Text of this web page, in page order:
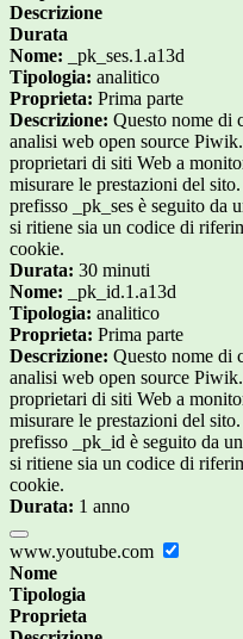
Descrizione
Durata
Nome: _pk_ses.1.a13d
Tipologia: analitico
Proprieta: Prima parte
Descrizione: Questo nome di
analisi web open source
proprietari di siti Web a
misurare le prestazioni del
prefisso _pk_ses è seguito da
si ritiene sia un codice di
cookie.
Durata: 30 minuti
Nome: _pk_id.1.a13d
Tipologia: analitico
Proprieta: Prima parte
Descrizione: Questo nome di
analisi web open source
proprietari di siti Web a
misurare le prestazioni del
prefisso _pk_id è seguito da
si ritiene sia un codice di
cookie.
Durata: 1 anno
www.youtube.com
Nome
Tipologia
Proprieta